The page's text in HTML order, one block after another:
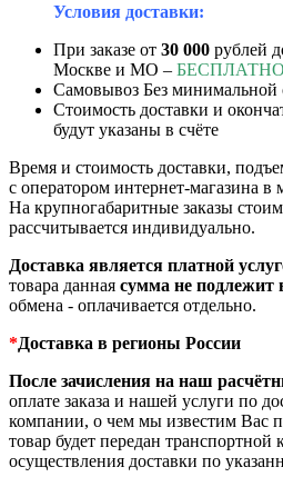
Условия доставки:
При заказе от 30 000 рублей
Москве и МО – БЕСПЛАТНО
Самовывоз Без
Стоимость доставки и
будут указаны в счёте
Время и стоимость доставки,
с оператором интернет-магазина в
На крупногабаритные заказы
рассчитывается индивидуально.
Доставка является платной
товара данная сумма не подлежит
обмена - оплачивается отдельно.
*Доставка в регионы России
После зачисления на наш
оплате заказа и нашей услуги по
компании, о чем мы известим Вас
товар будет передан транспортной
осуществления доставки по